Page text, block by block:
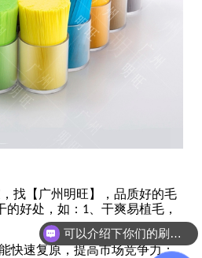
找【广州明旺】，品质好的毛
好处，如： 1 、干爽易植毛，
快速复原，提高市场竞争力；
可以介绍下你们的刷丝吗？